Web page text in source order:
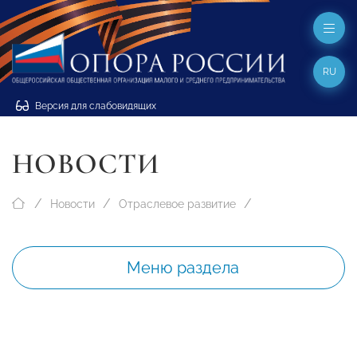
Версия для слабовидящих
RU
НОВОСТИ
Новости Отраслевое развитие
Меню раздела